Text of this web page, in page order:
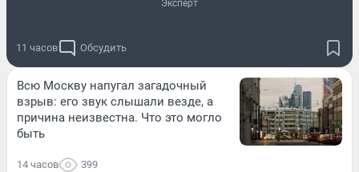
Эксперт
11 часов Обсудить
Всю Москву напугал загадочный
взрыв: его звук слышали везде, а
причина неизвестна. Что это могло
быть
14 часов 399